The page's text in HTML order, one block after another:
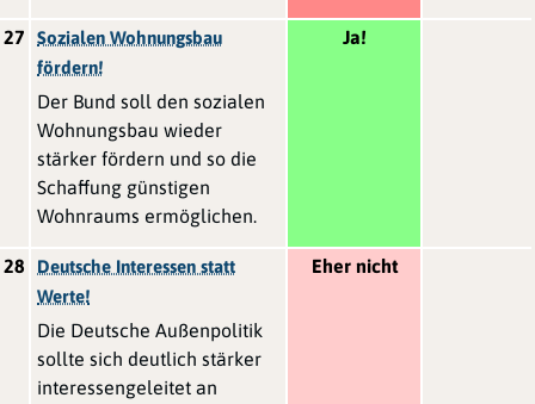
27
Sozialen Wohnungsbau
fördern!
Der Bund soll den sozialen
Wohnungsbau wieder
stärker fördern und so die
Schaffung günstigen
Wohnraums ermöglichen.
Ja!
28
Deutsche Interessen statt
Werte!
Die Deutsche Außenpolitik
sollte sich deutlich stärker
interessengeleitet an
Eher nicht